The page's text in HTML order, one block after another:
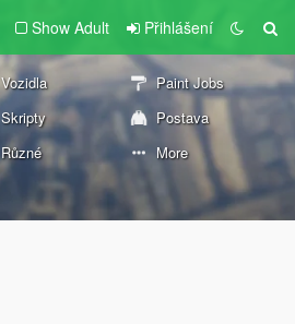
Show Adult Přihlášení
Vozidla
Paint Jobs
Skripty
Postava
Různé More